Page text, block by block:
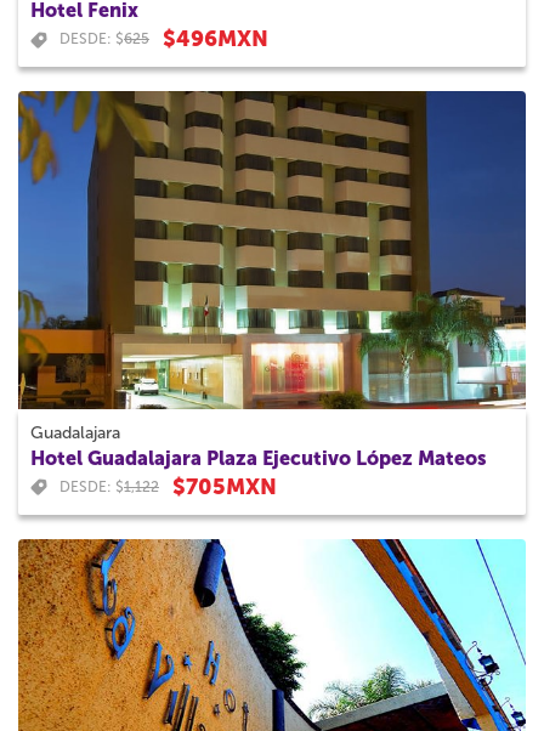
Hotel Fenix
DESDE: $625 $496MXN
Guadalajara
Hotel Guadalajara Plaza Ejecutivo López Mateos
DESDE: $1,122 $705MXN